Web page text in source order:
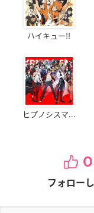
ハイキュー!!
ヒプノシスマ...
フォロー